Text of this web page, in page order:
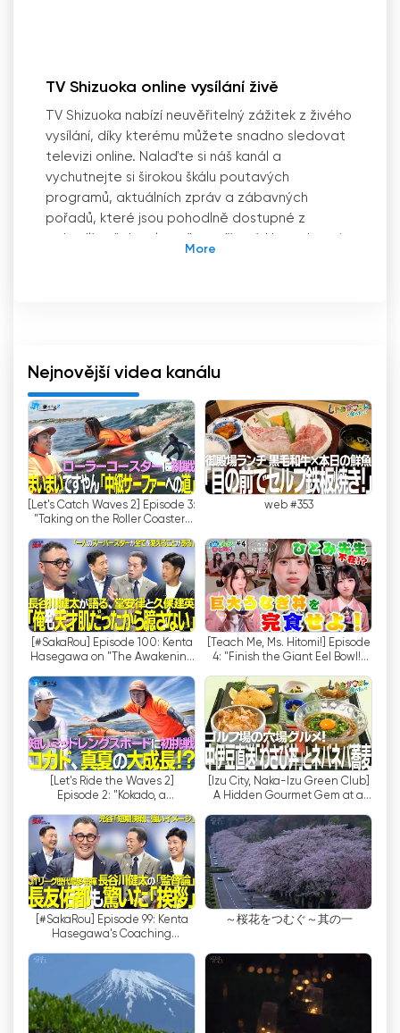
TV Shizuoka online vysílání živě
TV Shizuoka nabízí neuvěřitelný zážitek z živého
vysílání, díky kterému můžete snadno sledovat
televizi online. Nalaďte si náš kanál a
vychutnejte si širokou škálu poutavých
programů, aktuálních zpráv a zábavných
pořadů, které jsou pohodlně dostupné z
založena 13. února 1968 a oficiálně zahájila
vysílání 24. prosince 1968. Jako pobočka Fuji
News Network a Fuji Network System se TV
Shizuoka stala důvěryhodným zdrojem zpráv a
zábavy pro obyvatele prefektury Shizuoka.
Jedním z nejvýznamnějších rysů TV Shizuoka je
její snaha držet krok s vývojem technologií a
uspokojovat měnící se potřeby svých diváků. V
posledních letech stanice přijala trend živého
vysílání a sledování televize online, což divákům
umožňuje sledovat jejich oblíbené pořady na
různých digitálních platformách.
S nástupem internetu a rostoucí popularitou
je důležité poskytovat svůj obsah divákům, kteří
dávají přednost sledování televize online.
Nabídkou živého vysílání svých pořadů kanál
umožnil divákům přístup k jejich oblíbeným
pořadům a sledování nejnovějších zpráv, i když
zrovna nesedí u tradičního televizoru.
Rozhodnutí zavést možnost živého vysílání bylo
pro TV Shizuoka významným krokem, protože
rozšířilo dosah kanálu za hranice tradičního
vysílání. Diváci si nyní mohou naladit své
oblíbené pořady odkudkoli, kde je připojení k
internetu, ať už prostřednictvím chytrých
telefonů, tabletů nebo počítačů. Tato
dostupnost umožnila televizi TV Shizuoka
navázat kontakt s širším publikem a uspokojit
preference moderních diváků.
Nejnovější videa kanálu
[Let's Catch Waves 2] Episode 3:
"Taking on the Roller Coaster"
Becomin...
web #353
[#SakaRou] Episode 100: Kenta
Hasegawa on "The Awakening
of Takef...
[Teach Me, Ms. Hitomi!] Episode
4: "Finish the Giant Eel Bowl!"
[Let's Ride the Waves 2]
Episode 2: "Kokado, a
Trying a Mid-Length Boar...
[Izu City, Naka-Izu Green Club]
A Hidden Gourmet Gem at a
Wasabi R...
[#SakaRou] Episode 99: Kenta
Hasegawa's Coaching
～桜花をつむぐ～其の一